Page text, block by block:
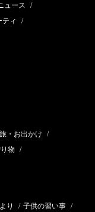
ュース /
ティ /
旅・お出かけ /
物 /
り / 子供の習い事 /